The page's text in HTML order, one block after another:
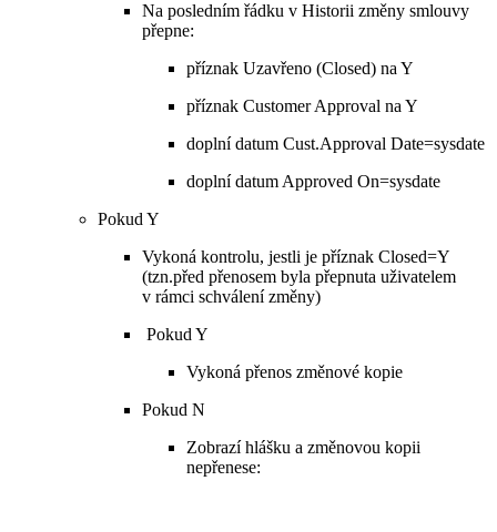
Na posledním řádku v Historii změny smlouvy
přepne:
příznak Uzavřeno (Closed) na Y
příznak Customer Approval na Y
doplní datum Cust.Approval Date=sysdate
doplní datum Approved On=sysdate
Pokud Y
Vykoná kontrolu, jestli je příznak Closed=Y
(tzn.před přenosem byla přepnuta uživatelem
v rámci schválení změny)
Pokud Y
Vykoná přenos změnové kopie
Pokud N
Zobrazí hlášku a změnovou kopii
nepřenese: